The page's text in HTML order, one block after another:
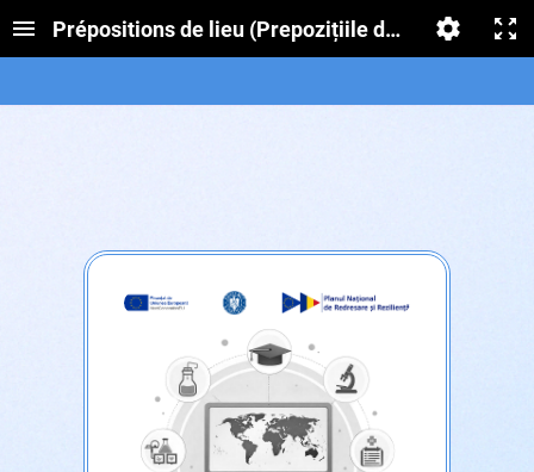
Prépositions de lieu (Prepozițiile de loc)